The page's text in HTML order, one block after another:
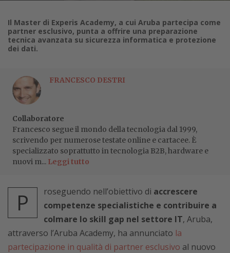
Il Master di Experis Academy, a cui Aruba partecipa come
partner esclusivo, punta a offrire una preparazione
tecnica avanzata su sicurezza informatica e protezione
dei dati.
FRANCESCO DESTRI
Collaboratore
Francesco segue il mondo della tecnologia dal 1999,
scrivendo per numerose testate online e cartacee. È
specializzato soprattutto in tecnologia B2B, hardware e
nuovi m... Leggi tutto
P roseguendo nell’obiettivo di accrescere
competenze specialistiche e contribuire a
colmare lo skill gap nel settore IT, Aruba,
attraverso l’Aruba Academy, ha annunciato la
partecipazione in qualità di partner esclusivo al nuovo